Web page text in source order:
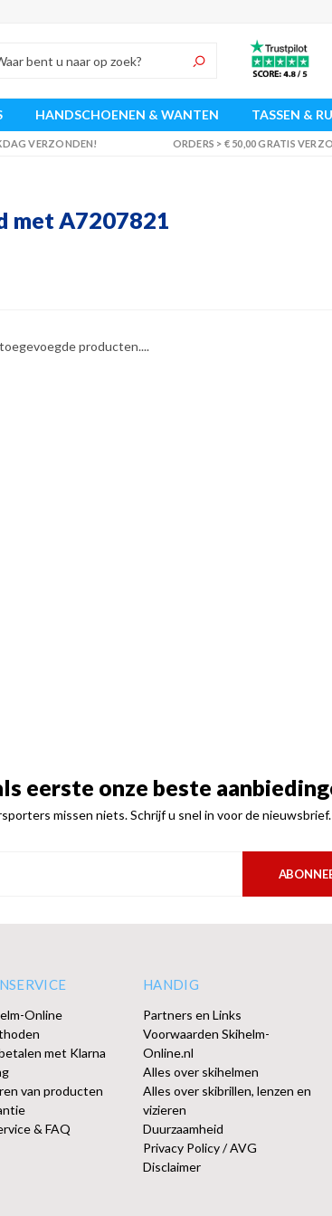
HANDSCHOENEN & WANTEN TASSEN &
VERZONDEN! ORDERS > € 50,00 GRATIS
met A7207821
producten....
eerste onze beste
missen niets. Schrijf u snel in voor de nieuwsbrief.
Online
met Klarna
van producten
& FAQ
HANDIG
Partners en Links
Voorwaarden Skihelm-
Online.nl
Alles over skihelmen
Alles over skibrillen, lenzen en
vizieren
Duurzaamheid
Privacy Policy / AVG
Disclaimer